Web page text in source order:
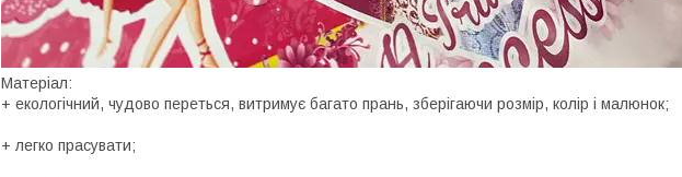
Матеріал:
+ екологічний, чудово переться, витримує багато прань, зберігаючи розмір, колір і малюнок;
+ легко прасувати;